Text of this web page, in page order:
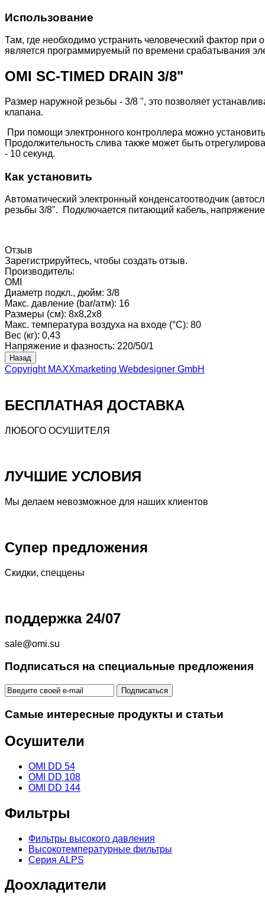
Использование
Там, где необходимо устранить человеческий фактор
является программируемый по времени срабатывания
OMI SC-TIMED DRAIN 3/8"
Размер наружной резьбы - 3/8 ", это позволяет
клапана.
При помощи электронного контроллера можно
Продолжительность слива также может быть
- 10 секунд.
Как установить
Автоматический электронный конденсатоотводчик
резьбы 3/8". Подключается питающий кабель,
Отзыв
Зарегистрируйтесь, чтобы создать отзыв.
Производитель:
OMI
Диаметр подкл., дюйм: 3/8
Макс. давление (bar/атм): 16
Размеры (см): 8x8,2x8
Макс. температура воздуха на входе (°C): 80
Вес (кг): 0,43
Напряжение и фазность: 220/50/1
Copyright MAXXmarketing Webdesigner GmbH
БЕСПЛАТНАЯ ДОСТАВКА
ЛЮБОГО ОСУШИТЕЛЯ
ЛУЧШИЕ УСЛОВИЯ
Мы делаем невозможное для наших клиентов
Супер предложения
Скидки, спеццены
поддержка 24/07
sale@omi.su
Подписаться на специальные предложения
Самые интересные продукты и статьи
Осушители
OMI DD 54
OMI DD 108
OMI DD 144
Фильтры
Фильтры высокого давления
Высокотемпературные фильтры
Серия ALPS
Доохладители